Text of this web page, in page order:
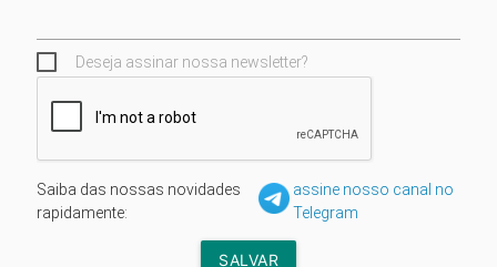
Deseja assinar nossa newsletter?
Saiba das nossas novidades
rapidamente:
assine nosso canal no
Telegram